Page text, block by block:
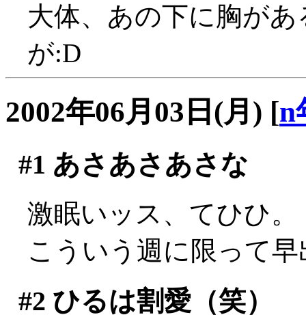
大体、あの下に胸が
が:D
2002年06月03日(月) [n
#1 あさあさあさな
激眠いッス、てひひ。
こういう週に限って
#2 ひるは割愛（笑）